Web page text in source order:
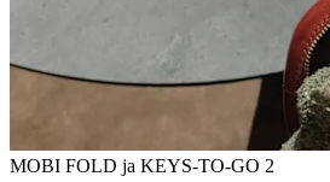
MOBI FOLD ja KEYS-TO-GO 2